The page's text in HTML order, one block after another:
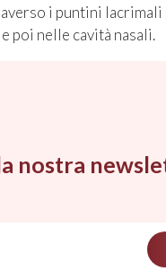
i puntini
poi nelle cavità nasali.
nostra